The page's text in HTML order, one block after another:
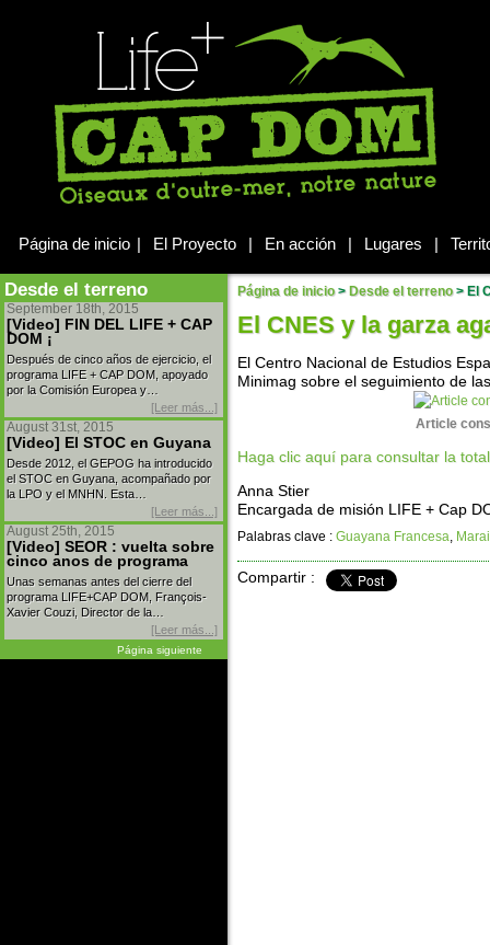
Página de inicio | El Proyecto | En acción | Lugares |
Desde el terreno
September 18th, 2015
[Video] FIN DEL LIFE + CAP
DOM ¡
Después de cinco años de ejercicio, el
programa LIFE + CAP DOM, apoyado
por la Comisión Europea y…
[Leer más...]
August 31st, 2015
[Video] El STOC en Guyana
Desde 2012, el GEPOG ha introducido
el STOC en Guyana, acompañado por
la LPO y el MNHN. Esta…
[Leer más...]
August 25th, 2015
[Video] SEOR : vuelta sobre
cinco anos de programa
Unas semanas antes del cierre del
programa LIFE+CAP DOM, François-
Xavier Couzi, Director de la…
[Leer más...]
Página siguiente
Página de inicio > Desde el terreno >El
El CNES y la garza
El Centro Nacional de Estudios
Minimag sobre el seguimiento de
Article
Haga clic aquí para consultar la
Anna Stier
Encargada de misión LIFE + Cap
Palabras clave : Guayana Francesa,
Compartir :